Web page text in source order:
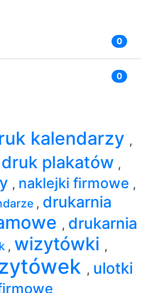
0
0
kalendarzy ,
druk plakatów ,
, naklejki firmowe ,
, drukarnia
, drukarnia
, wizytówki ,
, ulotki